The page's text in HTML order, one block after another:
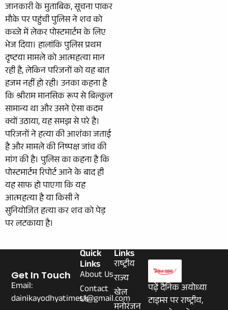
जानकारी के मुताबिक, सूचना पाकर
मौके पर पहुंची पुलिस ने शव को
कब्जे में लेकर पोस्टमार्टम के लिए
भेज दिया। हालांकि पुलिस प्रथम
दृष्टया मामले को आत्महत्या मान
रही है, लेकिन परिजनों को यह बात
हजम नहीं हो रही। उनका कहना है
कि श्रीराम मानसिक रूप से बिल्कुल
सामान्य था और उसने ऐसा कदम
क्यों उठाया, यह समझ से परे है।
परिजनों ने हत्या की आशंका जताई
है और मामले की निष्पक्ष जांच की
मांग की है। पुलिस का कहना है कि
पोस्टमार्टम रिपोर्ट आने के बाद ही
यह साफ हो पाएगा कि यह
आत्महत्या है या किसी ने
सुनियोजित हत्या कर शव को पेड़
पर लटकाया है।
पढ़ें दैनिक अयोध्या
टाइम्स पर राष्ट्रीय,
Links
राष्ट्रीय
राज्य
खेल
Quick
Links
About Us
Contact
Us
Get In Touch
Email:
dainikayodhyatimes1@gmail.com